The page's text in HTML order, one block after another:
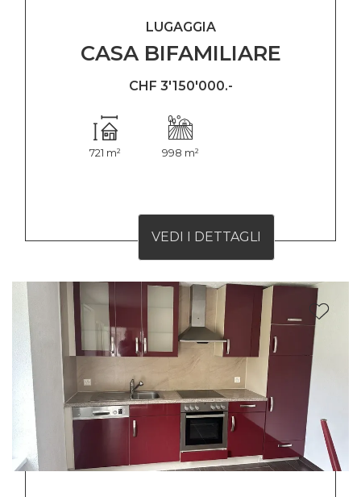
CASA BIFAMILIARE
LUGAGGIA
CHF 3'150'000.-
721 m² 998 m²
VEDI I DETTAGLI